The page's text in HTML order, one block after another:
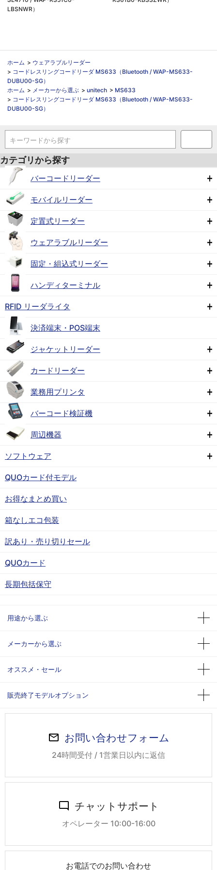
LBSNWR）
ホーム > ウェアラブルリーダー
> コードレスリングコードリーダ MS633（Bluetooth / WAP-MS633-
DUBU00-SG）
ホーム > メーカーから選ぶ > unitech > MS633
> コードレスリングコードリーダ MS633（Bluetooth / WAP-MS633-
DUBU00-SG）
キーワードから探す
カテゴリから探す
バーコードリーダー
モバイルリーダー
定置式リーダー
ウェアラブルリーダー
固定・組込式リーダー
ハンディターミナル
RFID リーダライタ
決済端末・POS端末
ジャケットリーダー
カードリーダー
業務用プリンタ
バーコード検証機
周辺機器
ソフトウェア
QUOカード付モデル
お得なまとめ買い
箱なしエコ包装
訳あり・売り切りセール
QUOカード
長期包括保守
用途から選ぶ
メーカーから選ぶ
オススメ・セール
販売終了モデルオプション
お問い合わせフォーム
24時間受付 / 1営業日以内に返信
チャットサポート
オペレーター 10:00-16:00
お電話でのお問い合わせ